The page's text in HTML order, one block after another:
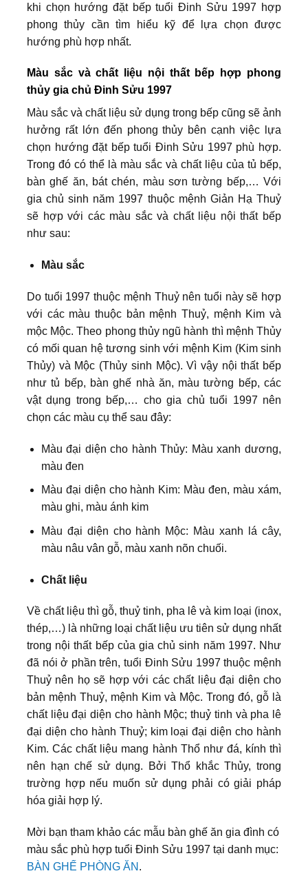
khi chọn hướng đặt bếp tuổi Đinh Sửu 1997 hợp
phong thủy cần tìm hiểu kỹ để lựa chọn được
hướng phù hợp nhất.
Màu sắc và chất liệu nội thất bếp hợp phong
thủy gia chủ Đinh Sửu 1997
Màu sắc và chất liệu sử dụng trong bếp cũng sẽ ảnh
hưởng rất lớn đến phong thủy bên cạnh việc lựa
chọn hướng đặt bếp tuổi Đinh Sửu 1997 phù hợp.
Trong đó có thể là màu sắc và chất liệu của tủ bếp,
bàn ghế ăn, bát chén, màu sơn tường bếp,… Với
gia chủ sinh năm 1997 thuộc mệnh Giản Hạ Thuỷ
sẽ hợp với các màu sắc và chất liệu nội thất bếp
như sau:
Màu sắc
Do tuổi 1997 thuộc mệnh Thuỷ nên tuổi này sẽ hợp
với các màu thuộc bản mệnh Thuỷ, mệnh Kim và
mộc Mộc. Theo phong thủy ngũ hành thì mệnh Thủy
có mối quan hệ tương sinh với mệnh Kim (Kim sinh
Thủy) và Mộc (Thủy sinh Mộc). Vì vậy nội thất bếp
như tủ bếp, bàn ghế nhà ăn, màu tường bếp, các
vật dụng trong bếp,… cho gia chủ tuổi 1997 nên
chọn các màu cụ thể sau đây:
Màu đại diện cho hành Thủy: Màu xanh dương,
màu đen
Màu đại diện cho hành Kim: Màu đen, màu xám,
màu ghi, màu ánh kim
Màu đại diện cho hành Mộc: Màu xanh lá cây,
màu nâu vân gỗ, màu xanh nõn chuối.
Chất liệu
Về chất liệu thì gỗ, thuỷ tinh, pha lê và kim loại (inox,
thép,…) là những loại chất liệu ưu tiên sử dụng nhất
trong nội thất bếp của gia chủ sinh năm 1997. Như
đã nói ở phần trên, tuổi Đinh Sửu 1997 thuộc mệnh
Thuỷ nên họ sẽ hợp với các chất liệu đại diện cho
bản mệnh Thuỷ, mệnh Kim và Mộc. Trong đó, gỗ là
chất liệu đại diện cho hành Mộc; thuỷ tinh và pha lê
đại diện cho hành Thuỷ; kim loại đại diện cho hành
Kim. Các chất liệu mang hành Thổ như đá, kính thì
nên hạn chế sử dụng. Bởi Thổ khắc Thủy, trong
trường hợp nếu muốn sử dụng phải có giải pháp
hóa giải hợp lý.
Mời bạn tham khảo các mẫu bàn ghế ăn gia đình có
màu sắc phù hợp tuổi Đinh Sửu 1997 tại danh mục:
BÀN GHẾ PHÒNG ĂN .